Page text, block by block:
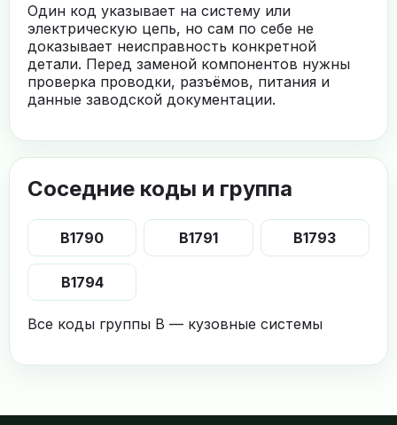
Один код указывает на систему или
электрическую цепь, но сам по себе не
доказывает неисправность конкретной
детали. Перед заменой компонентов нужны
проверка проводки, разъёмов, питания и
данные заводской документации.
Соседние коды и группа
B1790 B1791 B1793
B1794
Все коды группы B — кузовные системы